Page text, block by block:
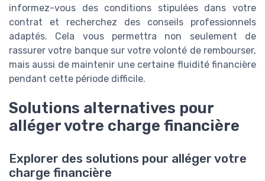
informez-vous des conditions stipulées dans votre
contrat et recherchez des conseils professionnels
adaptés. Cela vous permettra non seulement de
rassurer votre banque sur votre volonté de rembourser,
mais aussi de maintenir une certaine fluidité financière
pendant cette période difficile.
Solutions alternatives pour
alléger votre charge financière
Explorer des solutions pour alléger votre
charge financière